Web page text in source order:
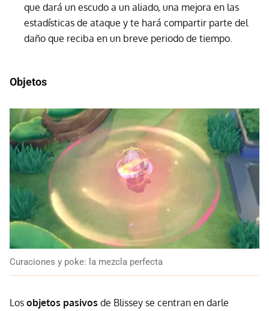
que dará un escudo a un aliado, una mejora en las
estadísticas de ataque y te hará compartir parte del
daño que reciba en un breve periodo de tiempo.
Objetos
Curaciones y poke: la mezcla perfecta
Los objetos pasivos de Blissey se centran en darle